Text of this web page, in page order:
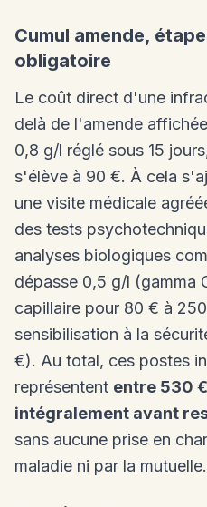
Cumul amende,
obligatoire
Le coût direct d'une
delà de l'amende
0,8 g/l réglé sous 15
s'élève à 90 €. À cela
une visite médicale
des tests
analyses biologiques
dépasse 0,5 g/l (gamma
capillaire pour 80 € à
sensibilisation à la
€). Au total, ces postes
représentent entre 530
intégralement avant
sans aucune prise en
maladie ni par la mutuelle.